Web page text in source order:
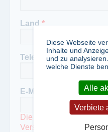
Land *
Telefon
E-Mail
Die Mailadresse
Versand von
Diese Webseite
Inhalte und
und zu
welche Dienste
Alle
Verbiete